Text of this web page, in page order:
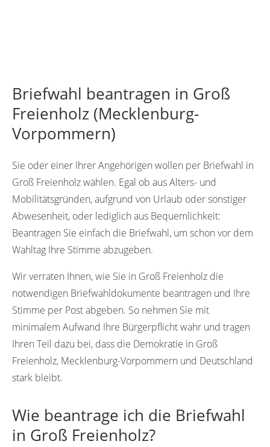
Briefwahl beantragen in Groß
Freienholz (Mecklenburg-
Vorpommern)
Sie oder einer Ihrer Angehörigen wollen per Briefwahl in
Groß Freienholz wählen. Egal ob aus Alters- und
Mobilitätsgründen, aufgrund von Urlaub oder sonstiger
Abwesenheit, oder lediglich aus Bequemlichkeit:
Beantragen Sie einfach die Briefwahl, um schon vor dem
Wahltag Ihre Stimme abzugeben.
Wir verraten Ihnen, wie Sie in Groß Freienholz die
notwendigen Briefwahldokumente beantragen und Ihre
Stimme per Post abgeben. So nehmen Sie mit
minimalem Aufwand Ihre Bürgerpflicht wahr und tragen
Ihren Teil dazu bei, dass die Demokratie in Groß
Freienholz, Mecklenburg-Vorpommern und Deutschland
stark bleibt.
Wie beantrage ich die Briefwahl
in Groß Freienholz?